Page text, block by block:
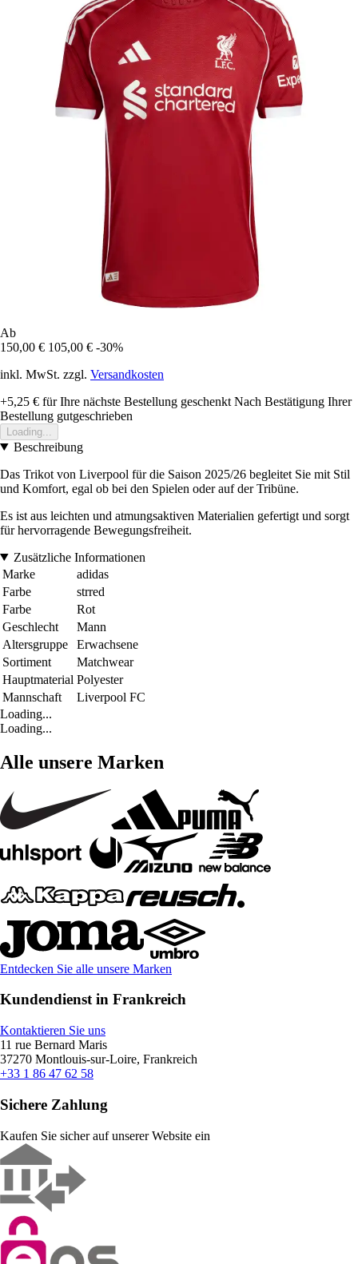
Ab
150,00 € 105,00 € -30%
inkl. MwSt. zzgl. Versandkosten
+5,25 € für Ihre nächste Bestellung geschenkt Nach Bestätigung Ihrer
Bestellung gutgeschrieben
Loading...
Beschreibung
Das Trikot von Liverpool für die Saison 2025/26 begleitet Sie mit Stil
und Komfort, egal ob bei den Spielen oder auf der Tribüne.
Es ist aus leichten und atmungsaktiven Materialien gefertigt und sorgt
für hervorragende Bewegungsfreiheit.
Zusätzliche Informationen
Marke
adidas
Farbe
strred
Farbe
Rot
Geschlecht
Mann
Altersgruppe
Erwachsene
Sortiment
Matchwear
Hauptmaterial Polyester
Mannschaft
Liverpool FC
Loading...
Loading...
Alle unsere Marken
Entdecken Sie alle unsere Marken
Kundendienst in Frankreich
Kontaktieren Sie uns
11 rue Bernard Maris
37270 Montlouis-sur-Loire, Frankreich
+33 1 86 47 62 58
Sichere Zahlung
Kaufen Sie sicher auf unserer Website ein